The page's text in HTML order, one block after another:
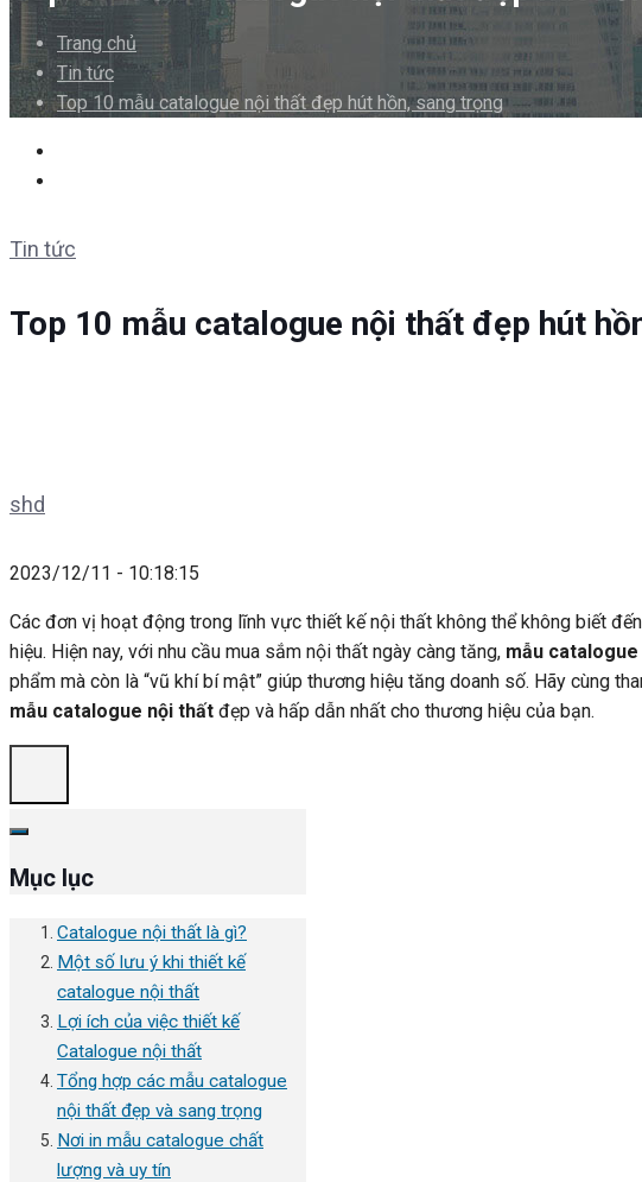
Trang chủ
Tin tức
Top 10 mẫu catalogue nội thất đẹp hút hồn, sang trọng
Tin tức
Top 10 mẫu catalogue nội thất đẹp hút
shd
2023/12/11 - 10:18:15
Các đơn vị hoạt động trong lĩnh vực thiết kế nội thất không thể không biết
hiệu. Hiện nay, với nhu cầu mua sắm nội thất ngày càng tăng, mẫu
phẩm mà còn là “vũ khí bí mật” giúp thương hiệu tăng doanh số. Hãy cùng
mẫu catalogue nội thất đẹp và hấp dẫn nhất cho thương hiệu của bạn.
Mục lục
Catalogue nội thất là gì?
Một số lưu ý khi thiết kế
catalogue nội thất
Lợi ích của việc thiết kế
Catalogue nội thất
Tổng hợp các mẫu catalogue
nội thất đẹp và sang trọng
Nơi in mẫu catalogue chất
lượng và uy tín